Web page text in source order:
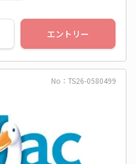
エントリー
No：TS26-0580499